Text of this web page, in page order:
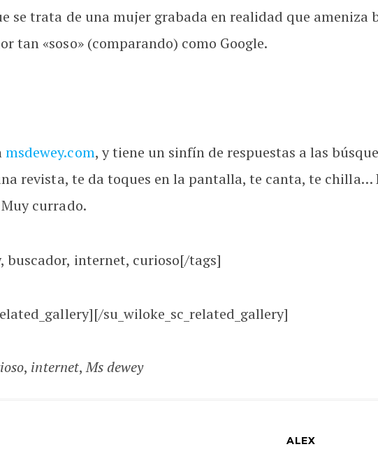
se trata de una mujer grabada en realidad que ameniza
tan «soso» (comparando) como Google.
msdewey.com, y tiene un sinfín de respuestas a las
revista, te da toques en la pantalla, te canta, te chilla…
currado.
buscador, internet, curioso[/tags]
su_wiloke_sc_related_gallery]
, internet,Ms dewey
ALEX